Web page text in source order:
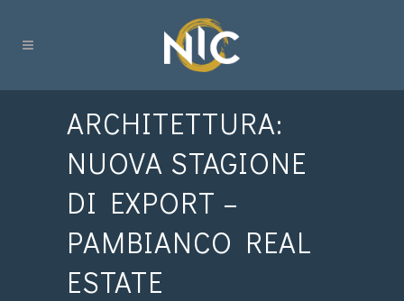
ARCHITETTURA:
NUOVA STAGIONE
DI EXPORT –
PAMBIANCO REAL
ESTATE